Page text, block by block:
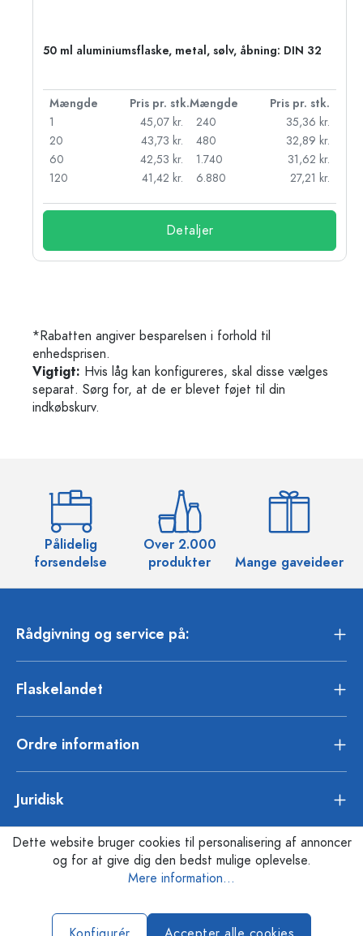
50 ml aluminiumsflaske, metal, sølv, åbning: DIN 32
Mængde Pris pr. stk.Mængde
Pris pr. stk.
1
45,07 kr.
20
43,73 kr.
60
42,53 kr.
120
41,42 kr.
240
35,36 kr.
480
32,89 kr.
1.740
31,62 kr.
6.880
27,21 kr.
Detaljer
*Rabatten angiver besparelsen i forhold til
enhedsprisen.
Vigtigt: Hvis låg kan konfigureres, skal disse vælges
separat. Sørg for, at de er blevet føjet til din
indkøbskurv.
Pålidelig
forsendelse
Over 2.000
produkter
Mange gaveideer
Rådgivning og service på:
Flaskelandet
Ordre information
Juridisk
Dette website bruger cookies til personalisering af annoncer
og for at give dig den bedst mulige oplevelse.
Mere information...